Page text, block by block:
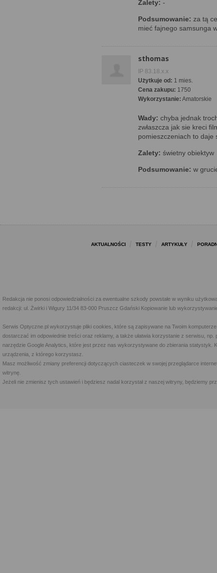
Zalety: -
Podsumowanie: za tą
mieć fajnego samsunga
sthomas
IP 83.18.x.x
Użytkuje od: 1 mies.
Cena zakupu: 1750
Wykorzystanie: Amatorskie
Wady: chyba jednak
zwłaszcza jak sie kreci
pomieszczeniach to daje
Zalety: świetny obiektyw
Podsumowanie: w
AKTUALNOŚCI TESTY ARTYKUŁY
Redakcja nie ponosi odpowiedzialności za ewentualne szkody powstałe w wyniku
redakcji: ul. Żwirki i Wigury 11/34 83-000 Pruszcz Gdański Kopiowanie lub
Serwis Optyczne.pl wykorzystuje pliki cookies, które są zapisywane na Twoim
dostarczać im odpowiednie treści oraz reklamy, a także ułatwia korzystanie z serwisu,
narzędzie Google Analytics, które jest przez nas wykorzystywane do zbierania statystyk.
urządzenia, z którego korzystasz.
Masz możliwość zmiany preferencji dotyczących ciasteczek w swojej przeglądarce
witrynę.
Jeżeli nie zmienisz tych ustawień i będziesz nadal korzystał z naszej witryny, będziemy